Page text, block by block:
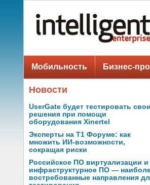
Мобильность Бизнес-
Новости
UserGate будет тестировать свои
решения при помощи
оборудования Xinertel
Эксперты на Т1 Форуме: как
множить ИИ-возможности,
сокращая риски
Российское ПО виртуализации и
инфраструктурное ПО —
востребованные направления